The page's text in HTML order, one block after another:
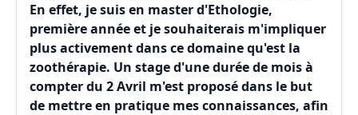
En effet, je suis en master d'Ethologie,
première année et je souhaiterais m'impliquer
plus activement dans ce domaine qu'est la
zoothérapie. Un stage d'une durée de mois à
compter du 2 Avril m'est proposé dans le but
de mettre en pratique mes connaissances, afin